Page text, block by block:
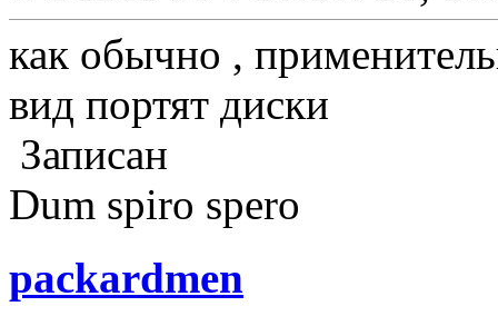
как обычно ,
вид портят диски
Записан
Dum spiro spero
packardmen